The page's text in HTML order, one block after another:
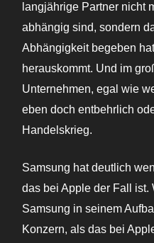
langjährige Partner nicht
abhängig sind, sondern
Abhängigkeit begeben
herauskommt. Und im
Unternehmen, egal wie
eben doch entbehrlich
Handelskrieg.
Samsung hat deutlich
das bei Apple der Fall ist.
Samsung in seinem
Konzern, als das bei